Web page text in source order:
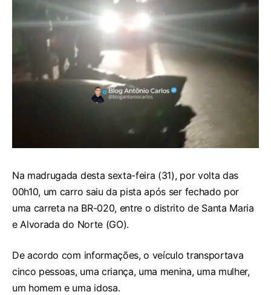
Na madrugada desta sexta-feira (31), por volta das
00h10, um carro saiu da pista após ser fechado por
uma carreta na BR-020, entre o distrito de Santa Maria
e Alvorada do Norte (GO).
De acordo com informações, o veículo transportava
cinco pessoas, uma criança, uma menina, uma mulher,
um homem e uma idosa.